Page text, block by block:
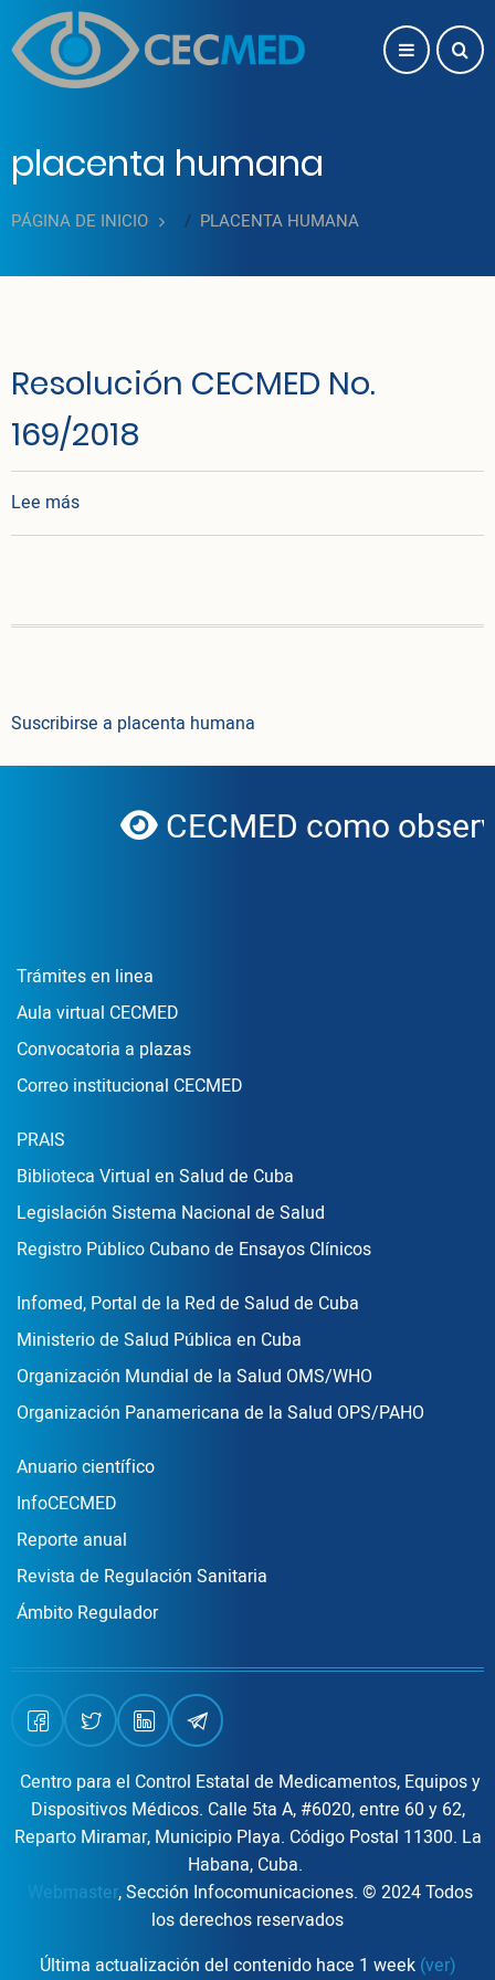
Pasar al contenido principal
placenta humana
PÁGINA DE INICIO PLACENTA HUMANA
Resolución CECMED No.
169/2018
Lee mássobre Resolución CECMED No. 169/2018
Suscribirse a placenta humana
globe
CECMED como
Enlace Footer1
Trámites en linea
Aula virtual CECMED
Convocatoria a plazas
Correo institucional CECMED
Enlace Footer2
PRAIS
Biblioteca Virtual en Salud de Cuba
Legislación Sistema Nacional de Salud
Registro Público Cubano de Ensayos Clínicos
Enlace Footer3
Infomed, Portal de la Red de Salud de Cuba
Ministerio de Salud Pública en Cuba
Organización Mundial de la Salud OMS/WHO
Organización Panamericana de la Salud OPS/PAHO
Publicaciones
Anuario científico
InfoCECMED
Reporte anual
Revista de Regulación Sanitaria
Ámbito Regulador
Centro para el Control Estatal de Medicamentos, Equipos y
Dispositivos Médicos. Calle 5ta A, #6020, entre 60 y 62,
Reparto Miramar, Municipio Playa. Código Postal 11300. La
Habana, Cuba.
Webmaster, Sección Infocomunicaciones. © 2024 Todos
los derechos reservados
Última actualización del contenido hace 1 week (ver)